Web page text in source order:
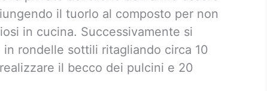
il tuorlo al composto per non
in cucina. Successivamente si
rondelle sottili ritagliando circa 10
il becco dei pulcini e 20